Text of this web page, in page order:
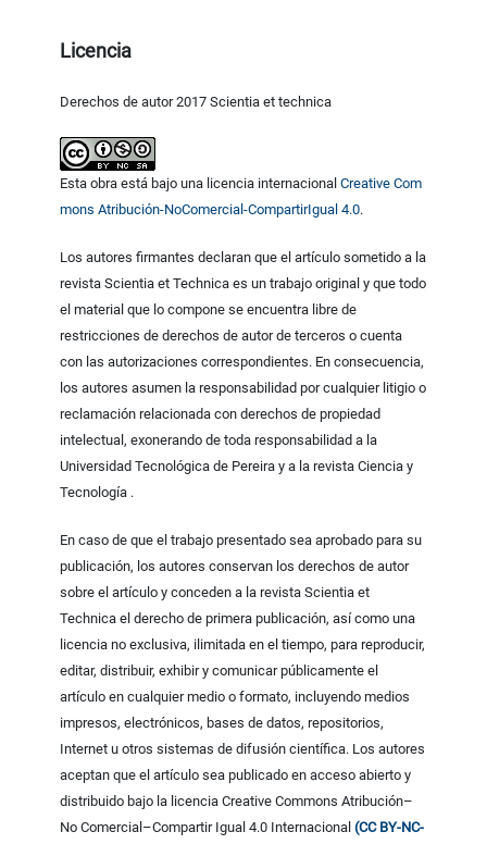
Licencia
Derechos de autor 2017 Scientia et technica
Esta obra está bajo una licencia internacionalCreative Com
mons Atribución-NoComercial-CompartirIgual 4.0.
Los autores firmantes declaran que el artículo sometido a la
revista Scientia et Technica es un trabajo original y que todo
el material que lo compone se encuentra libre de
restricciones de derechos de autor de terceros o cuenta
con las autorizaciones correspondientes. En consecuencia,
los autores asumen la responsabilidad por cualquier litigio o
reclamación relacionada con derechos de propiedad
intelectual, exonerando de toda responsabilidad a la
Universidad Tecnológica de Pereira y a la revista Ciencia y
Tecnología .
En caso de que el trabajo presentado sea aprobado para su
publicación, los autores conservan los derechos de autor
sobre el artículo y conceden a la revista Scientia et
Technica el derecho de primera publicación, así como una
licencia no exclusiva, ilimitada en el tiempo, para reproducir,
editar, distribuir, exhibir y comunicar públicamente el
artículo en cualquier medio o formato, incluyendo medios
impresos, electrónicos, bases de datos, repositorios,
Internet u otros sistemas de difusión científica. Los autores
aceptan que el artículo sea publicado en acceso abierto y
distribuido bajo la licencia Creative Commons Atribución–
No Comercial–Compartir Igual 4.0 Internacional(CC BY-NC-